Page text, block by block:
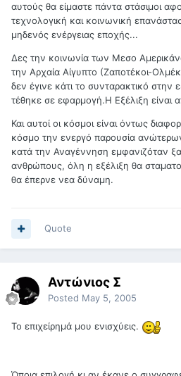
αυτούς θα είμαστε πάντα στάσιμοι
τεχνολογική και κοινωνική
μηδενός ενέργειας εποχής...
Δες την κοινωνία των Μεσο
την Αρχαία Αίγυπτο (Ζαποτέκοι-
δεν έγινε κάτι το συνταρακτικό στην
τέθηκε σε εφαρμογή.Η Εξέλιξη είναι
Και αυτοί οι κόσμοι είναι όντως
κόσμο την ενεργό παρουσία
κατά την Αναγέννηση εμφανιζόταν
ανθρώπους, όλη η εξέλιξη θα
θα έπερνε νεα δύναμη.
Quote
Αντώνιος Σ
Posted May 5, 2005
Το επιχείρημά μου ενισχύεις.